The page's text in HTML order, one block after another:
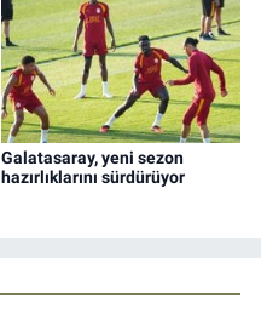
Galatasaray, yeni sezon
hazırlıklarını sürdürüyor